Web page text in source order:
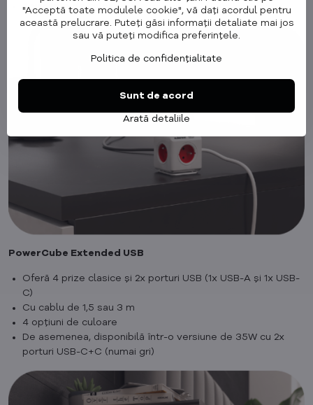
4 variante de culoare
PowerCube Extended USB
Oferă 4 prize clasice și 2x porturi USB (1x USB-A și 1x USB-
C)
Cu cablu de 1,5 sau 3 m
4 opțiuni de culoare
De asemenea, disponibilă într-o versiune de 35W cu 2x
porturi USB-C+C (numai gri)
"Acceptă toate modulele cookie", vă dați acordul pentru
această prelucrare. Puteți găsi informații detaliate mai jos
sau vă puteți modifica preferințele.
Politica de confidențialitate
Arată detaliile
Sunt de acord